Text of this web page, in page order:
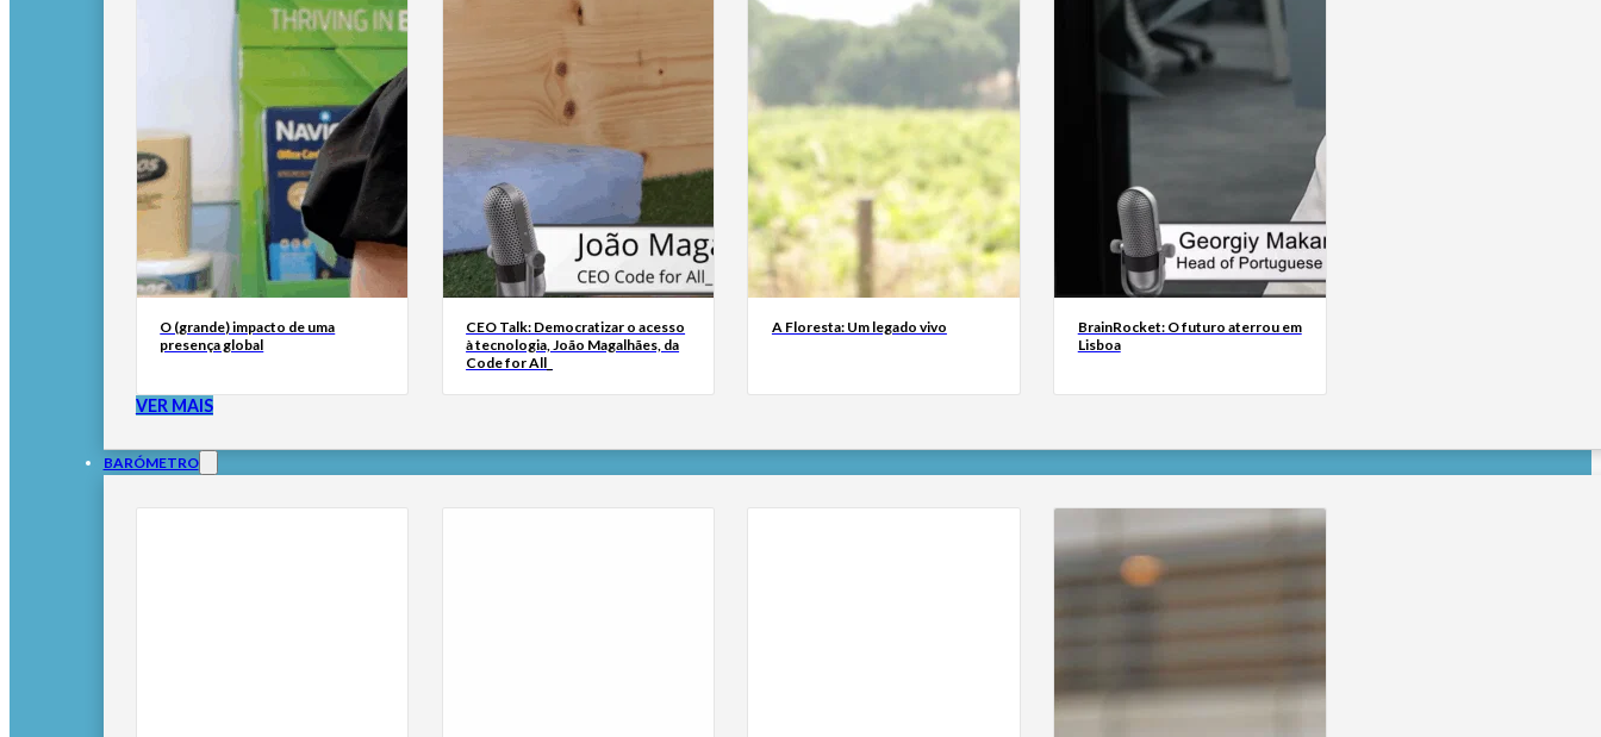
O (grande) impacto de uma
presença global
CEO Talk: Democratizar o acesso
à tecnologia, João Magalhães, da
Code for All_
A Floresta: Um legado vivo
BrainRocket: O futuro aterrou em
Lisboa
VER MAIS
BARÓMETRO